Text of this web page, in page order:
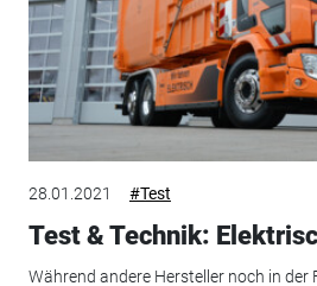
28.01.2021 #Test
Test & Technik:
Während andere Hersteller noch in der